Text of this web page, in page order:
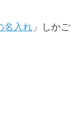
名入れ 」しかご